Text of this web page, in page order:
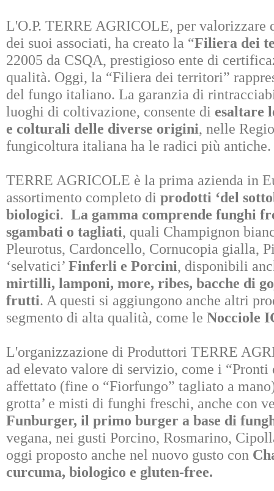
L'O.P. TERRE AGRICOLE, per valorizzare
dei suoi associati, ha creato la “Filiera dei
22005 da CSQA, prestigioso ente di
qualità. Oggi, la “Filiera dei territori”
del fungo italiano. La garanzia di
luoghi di coltivazione, consente di esaltare
e colturali delle diverse origini, nelle
fungicoltura italiana ha le radici più antiche.
TERRE AGRICOLE è la prima azienda in
assortimento completo di prodotti ‘del
biologici. La gamma comprende funghi
sgambati o tagliati, quali Champignon
Pleurotus, Cardoncello, Cornucopia gialla,
‘selvatici’ Finferli e Porcini, disponibili
mirtilli, lamponi, more, ribes, bacche di
frutti. A questi si aggiungono anche altri
segmento di alta qualità, come le Nocciole
L'organizzazione di Produttori TERRE
ad elevato valore di servizio, come i “Pronti
affettato (fine o “Fiorfungo” tagliato a
grotta’ e misti di funghi freschi, anche con
Funburger, il primo burger a base di
vegana, nei gusti Porcino, Rosmarino,
oggi proposto anche nel nuovo gusto con
curcuma, biologico e gluten-free.